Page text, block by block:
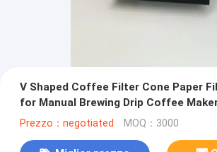
V Shaped Coffee Filter Cone Paper
for Manual Brewing Drip Coffee
Over Systems with Food Grade
Prezzo：negotiated MOQ：3000